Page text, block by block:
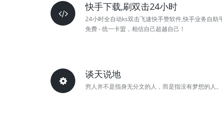
快手下载,刷双击24小时
24小时全自动ks双击飞速快手赞软件,快手业务自助
免费 - 统一卡盟，相信自己超越自己！
谈天说地
穷人并不是指身无分文的人，而是指没有梦想的人。